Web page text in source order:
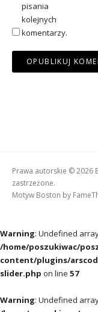
pisania
kolejnych
komentarzy.
Prawa autorskie © 2026
zastrzeżone.
Motyw Boston by
Warning: Undefined
/home/poszukiwac/
content/plugins/
slider.php on line 57
Warning: Undefined